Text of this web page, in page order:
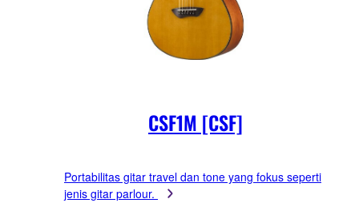
CSF1M [CSF]
Portabilitas gitar travel dan tone yang fokus seperti
jenis gitar parlour.